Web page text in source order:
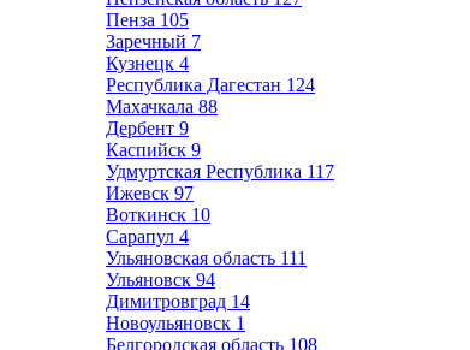
Пенза 105
Заречный 7
Кузнецк 4
Республика Дагестан 124
Махачкала 88
Дербент 9
Каспийск 9
Удмуртская Республика 117
Ижевск 97
Воткинск 10
Сарапул 4
Ульяновская область 111
Ульяновск 94
Димитровград 14
Новоульяновск 1
Белгородская область 108